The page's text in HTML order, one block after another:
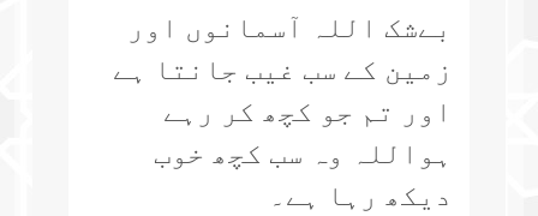
بےشک اللہ آسمانوں اور
زمین کے سب غیب جانتا ہے
اور تم جو کچھ کر رہے
ہواللہ وہ سب کچھ خوب
دیکھ رہا ہے۔